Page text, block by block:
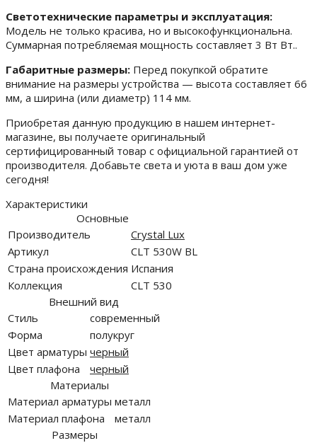
Светотехнические параметры и эксплуатация:
Модель не только красива, но и высокофункциональна.
Суммарная потребляемая мощность составляет 3 Вт Вт..
Габаритные размеры: Перед покупкой обратите
внимание на размеры устройства — высота составляет 66
мм, а ширина (или диаметр) 114 мм.
Приобретая данную продукцию в нашем интернет-
магазине, вы получаете оригинальный
сертифицированный товар с официальной гарантией от
производителя. Добавьте света и уюта в ваш дом уже
сегодня!
Характеристики
Основные
Производитель
Crystal Lux
Артикул
CLT 530W BL
Страна происхождения Испания
Коллекция
CLT 530
Внешний вид
Стиль
современный
Форма
полукруг
Цвет арматуры черный
Цвет плафона
черный
Материалы
Материал арматуры металл
Материал плафона
металл
Размеры